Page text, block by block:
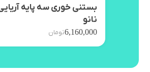
بستنی خوری سه پایه
نانو
6,160,000تومان